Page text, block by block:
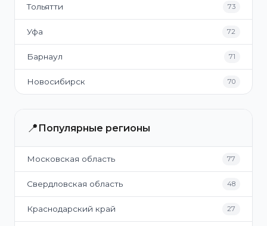
Тольятти 73
Уфа 72
Барнаул 71
Новосибирск 70
📍 Популярные регионы
Московская область 77
Свердловская область 48
Краснодарский край 27